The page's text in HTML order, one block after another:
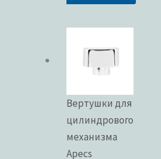
Вертушки для
цилиндрового
механизма
Apecs